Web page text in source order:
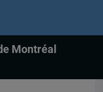
Montréal